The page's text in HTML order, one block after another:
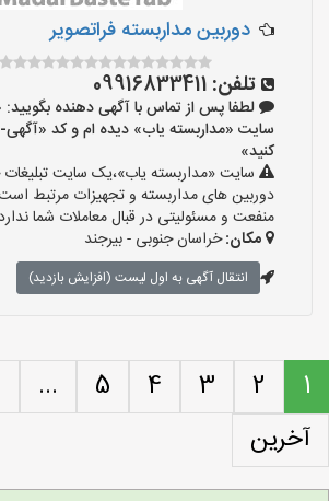
دوربین مداربسته فراتصویر
تلفن: 09916833411
لطفا پس از تماس با آگهی دهنده بگویید:
کنید»
سایت «مداربسته یاب»،یک سایت
دوربین های مداربسته و تجهیزات مرتبط
منفعت و مسئولیتی در قبال معاملات شما
مکان:خراسان جنوبی - بیرجند
انتقال آگهی به اول لیست (افزایش بازدید)
1
2
3
4
5
...
آخرین